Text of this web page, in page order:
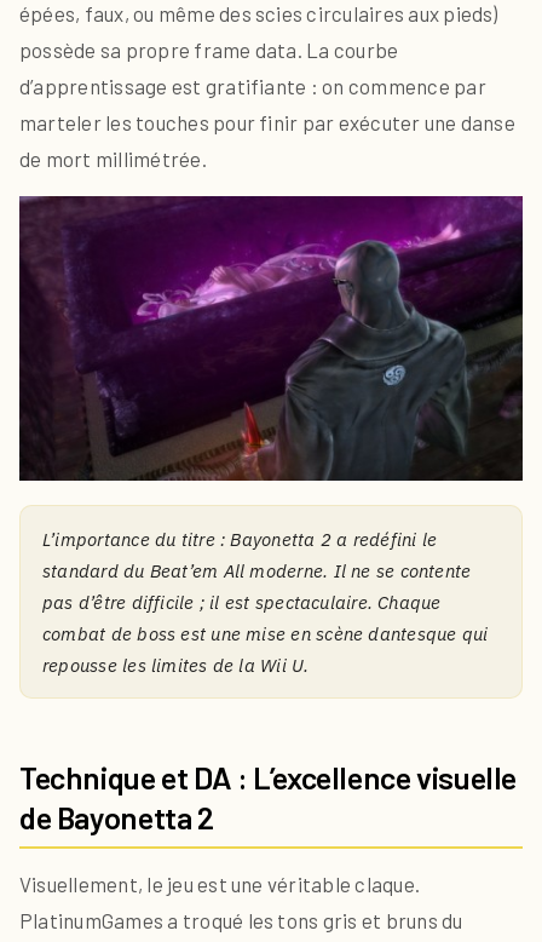
épées, faux, ou même des scies circulaires aux pieds)
possède sa propre frame data. La courbe
d’apprentissage est gratifiante : on commence par
marteler les touches pour finir par exécuter une danse
de mort millimétrée.
L’importance du titre : Bayonetta 2 a redéfini le
standard du Beat’em All moderne. Il ne se contente
pas d’être difficile ; il est spectaculaire. Chaque
combat de boss est une mise en scène dantesque qui
repousse les limites de la Wii U.
Technique et DA : L’excellence visuelle
de Bayonetta 2
Visuellement, le jeu est une véritable claque.
PlatinumGames a troqué les tons gris et bruns du